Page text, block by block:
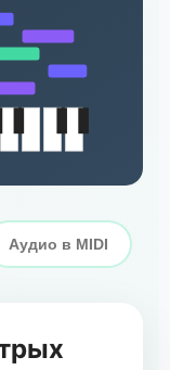
Аудио в MIDI